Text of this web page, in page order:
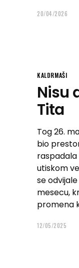
20/04/2026
KALDRMAŠI
Nisu
Tita
Tog 26.
bio
raspadala
utiskom
se
mesecu,
promena
12/05/2025